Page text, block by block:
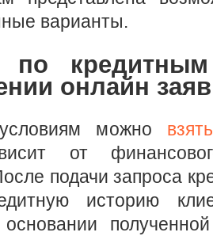
варианты.
по
онлайн
можно
от
подачи запроса
историю